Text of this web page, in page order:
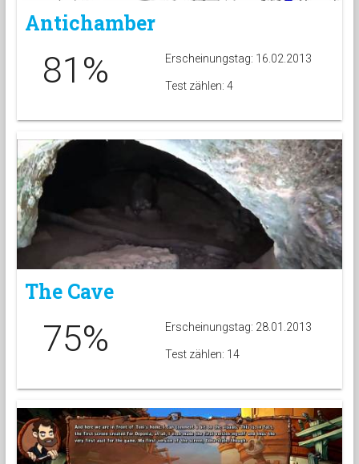
Antichamber
81% Erscheinungstag: 16.02.2013
Test zählen: 4
The Cave
75% Erscheinungstag: 28.01.2013
Test zählen: 14